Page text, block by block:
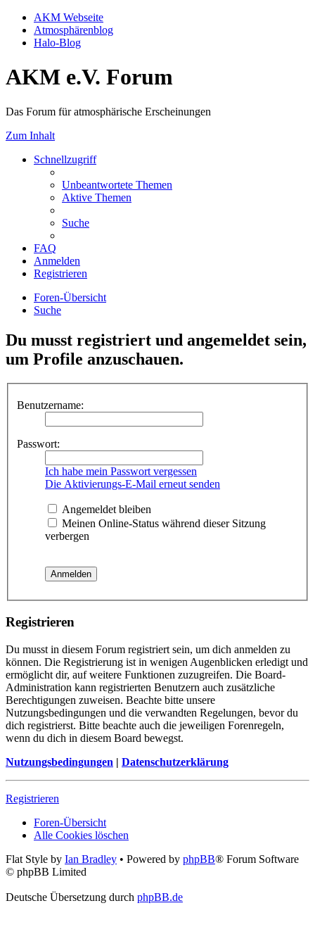
AKM Webseite
Atmosphärenblog
Halo-Blog
AKM e.V. Forum
Das Forum für atmosphärische Erscheinungen
Zum Inhalt
Schnellzugriff
Unbeantwortete Themen
Aktive Themen
Suche
FAQ
Anmelden
Registrieren
Foren-Übersicht
Suche
Du musst registriert und angemeldet sein,
um Profile anzuschauen.
Benutzername:
Passwort:
Ich habe mein Passwort vergessen
Die Aktivierungs-E-Mail erneut senden
Angemeldet bleiben
Meinen Online-Status während dieser Sitzung
verbergen
Registrieren
Du musst in diesem Forum registriert sein, um dich anmelden zu
können. Die Registrierung ist in wenigen Augenblicken erledigt und
ermöglicht dir, auf weitere Funktionen zuzugreifen. Die Board-
Administration kann registrierten Benutzern auch zusätzliche
Berechtigungen zuweisen. Beachte bitte unsere
Nutzungsbedingungen und die verwandten Regelungen, bevor du
dich registrierst. Bitte beachte auch die jeweiligen Forenregeln,
wenn du dich in diesem Board bewegst.
Nutzungsbedingungen | Datenschutzerklärung
Registrieren
Foren-Übersicht
Alle Cookies löschen
Flat Style by Ian Bradley • Powered by phpBB® Forum Software
© phpBB Limited
Deutsche Übersetzung durch phpBB.de